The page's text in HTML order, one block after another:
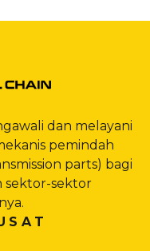
dan melayani
pemindah
parts) bagi
sektor-sektor